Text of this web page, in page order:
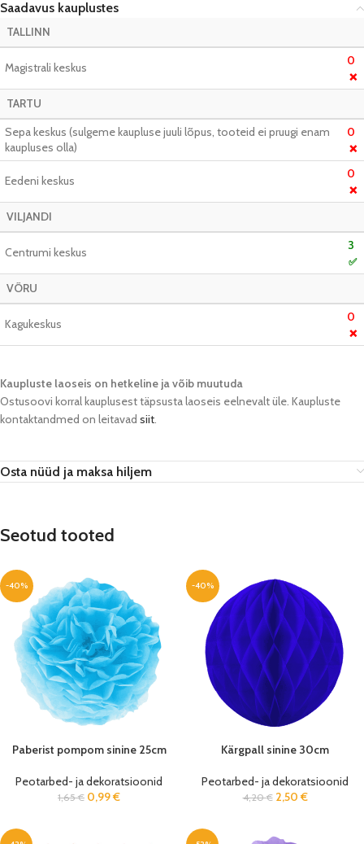
Saadavus kauplustes
TALLINN
Magistrali keskus 0
❌
TARTU
Sepa keskus (sulgeme kaupluse juuli lõpus, tooteid ei pruugi enam
kaupluses olla)
0
❌
Eedeni keskus 0
❌
VILJANDI
Centrumi keskus 3
✅
VÕRU
Kagukeskus 0
❌
Kaupluste laoseis on hetkeline ja võib muutuda​
Ostusoovi korral kauplusest täpsusta laoseis eelnevalt üle. Kaupluste
kontaktandmed on leitavad siit.
Osta nüüd ja maksa hiljem
Seotud tooted
-40%
Paberist pompom sinine 25cm
Peotarbed- ja dekoratsioonid
1,65€ 0,99€
-40%
Kärgpall sinine 30cm
Peotarbed- ja dekoratsioonid
4,20€ 2,50 €